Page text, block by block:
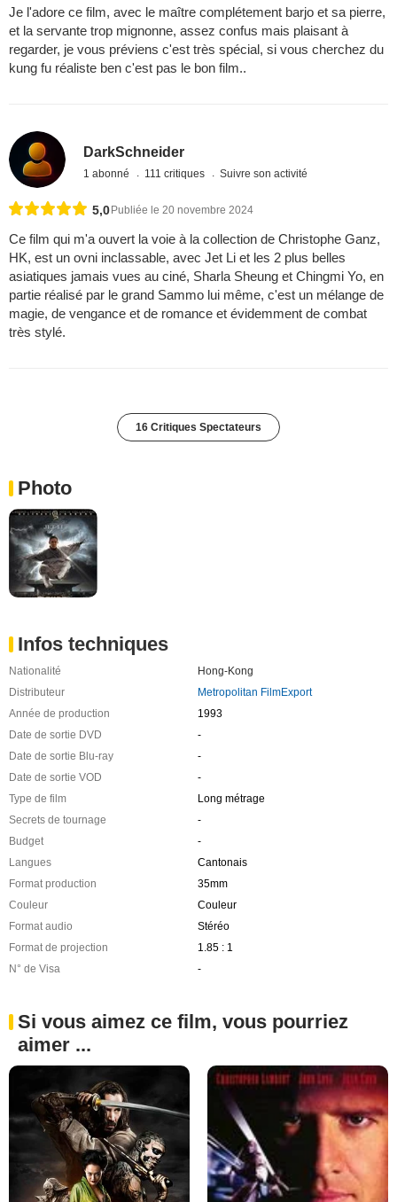
Je l'adore ce film, avec le maître complétement barjo et sa pierre,
et la servante trop mignonne, assez confus mais plaisant à
regarder, je vous préviens c'est très spécial, si vous cherchez du
kung fu réaliste ben c'est pas le bon film..
DarkSchneider
1 abonné 111 critiques Suivre son activité
5,0 Publiée le 20 novembre 2024
Ce film qui m'a ouvert la voie à la collection de Christophe Ganz,
HK, est un ovni inclassable, avec Jet Li et les 2 plus belles
asiatiques jamais vues au ciné, Sharla Sheung et Chingmi Yo, en
partie réalisé par le grand Sammo lui même, c'est un mélange de
magie, de vengance et de romance et évidemment de combat
très stylé.
16 Critiques Spectateurs
Photo
Infos techniques
Nationalité
Hong-Kong
Distributeur
Metropolitan FilmExport
Année de production
1993
Date de sortie DVD
-
Date de sortie Blu-ray
-
Date de sortie VOD
-
Type de film
Long métrage
Secrets de tournage
-
Budget
-
Langues
Cantonais
Format production
35mm
Couleur
Couleur
Format audio
Stéréo
Format de projection
1.85 : 1
N° de Visa
-
Si vous aimez ce film, vous pourriez
aimer ...